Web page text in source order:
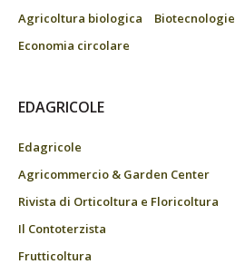
Agricoltura biologica
Biotecnologie
Economia circolare
EDAGRICOLE
Edagricole
Agricommercio & Garden Center
Rivista di Orticoltura e Floricoltura
Il Contoterzista
Frutticoltura